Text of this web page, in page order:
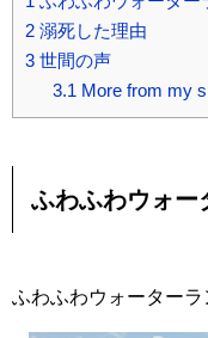
2 溺死した理由
3 世間の声
3.1 More from my
ふわふわウォー
ふわふわウォーターラ